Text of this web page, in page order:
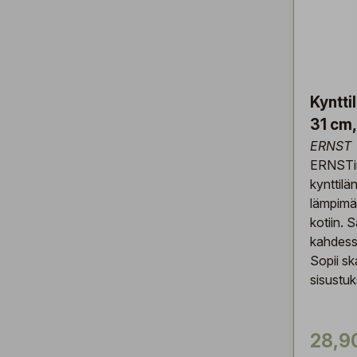
31 cm,
ERNST
kotiin.
Sopii